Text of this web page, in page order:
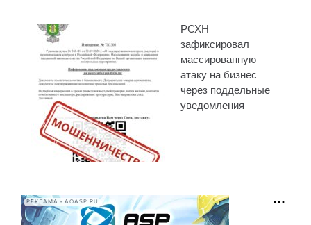
РСХН
зафиксировал
массированную
атаку на бизнес
через поддельные
уведомления
РЕКЛАМА • AOASP.RU